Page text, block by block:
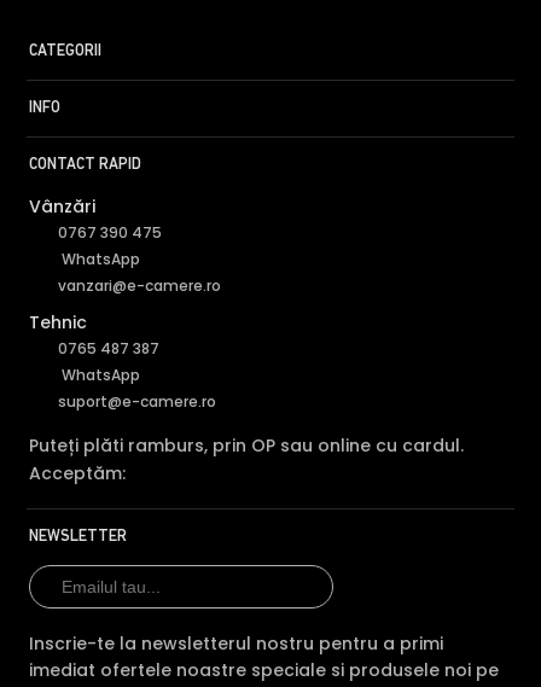
CATEGORII
INFO
CONTACT RAPID
Vânzări
0767 390 475
WhatsApp
vanzari@e-camere.ro
Tehnic
0765 487 387
WhatsApp
suport@e-camere.ro
Puteți plăti ramburs, prin OP sau online cu cardul.
Acceptăm:
NEWSLETTER
Inscrie-te la newsletterul nostru pentru a primi
imediat ofertele noastre speciale si produsele noi pe